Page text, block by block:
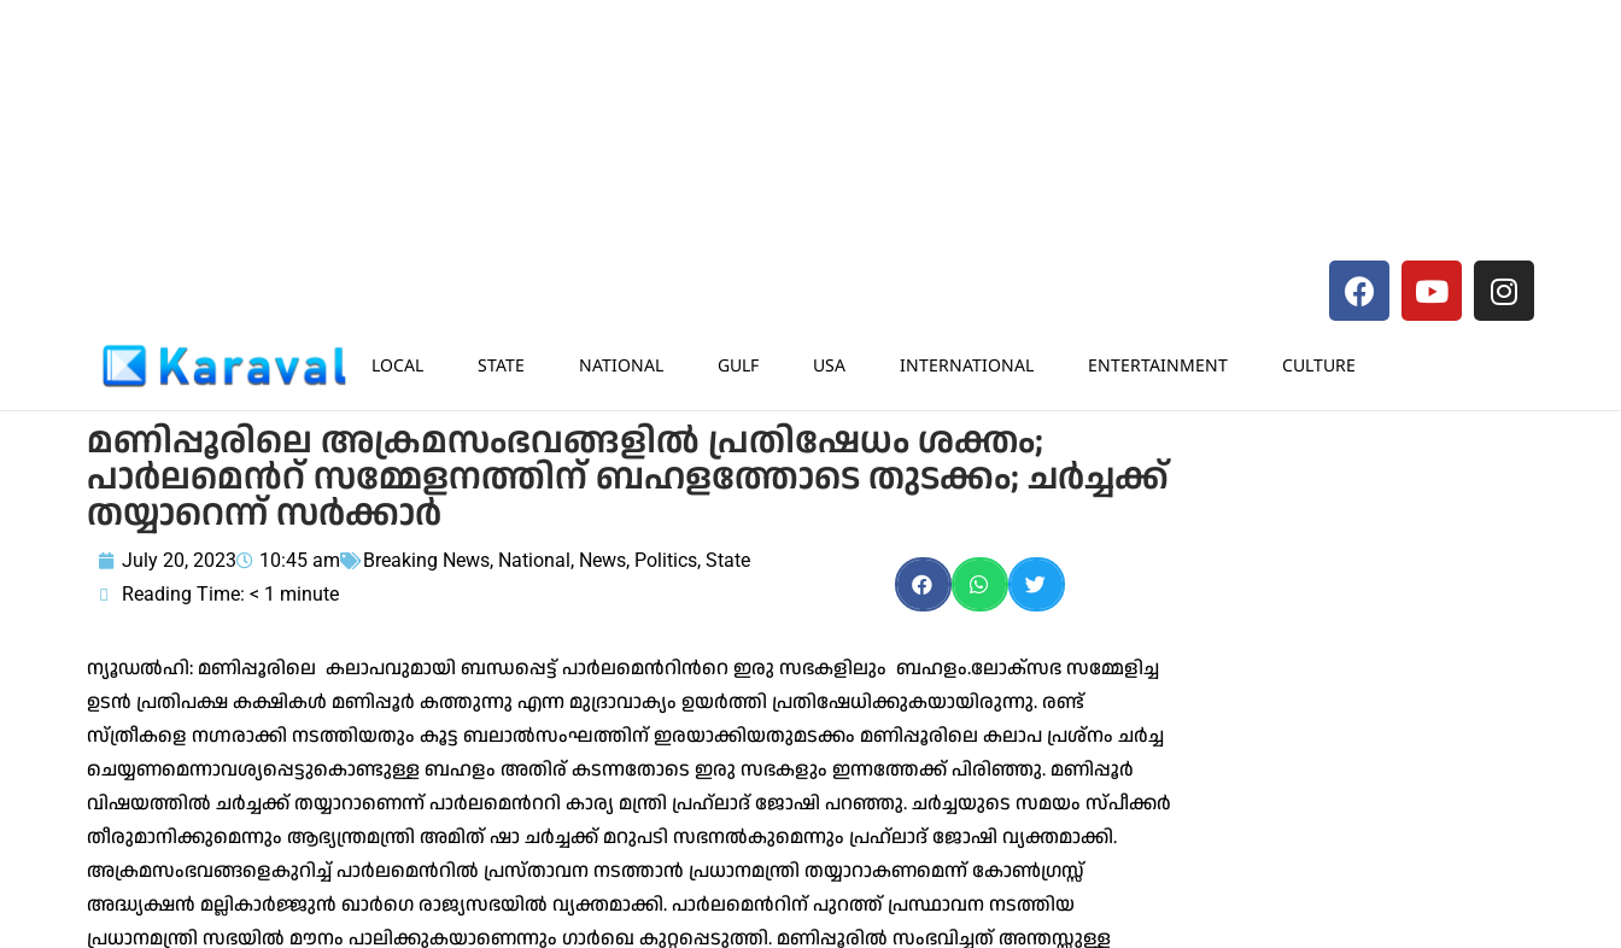
LOCAL STATE NATIONAL GULF USA INTERNATIONAL ENTERTAINMENT CULTURE
മണിപ്പൂരിലെ അക്രമസംഭവങ്ങളിൽ പ്രതിഷേധം ശക്തം;
പാർലമെന്‍റ് സമ്മേളനത്തിന് ബഹളത്തോടെ തുടക്കം; ചർച്ചക്ക്
തയ്യാറെന്ന് സർക്കാർ
July 20, 2023 10:45 am Breaking News, National, News, Politics, State
Reading Time: < 1 minute
ന്യൂഡൽഹി: മണിപ്പൂരിലെ കലാപവുമായി ബന്ധപ്പെട്ട് പാ‍ർലമെന്‍റിന്‍റെ ഇരു സഭകളിലും ബഹളം.ലോക്സഭ സമ്മേളിച്ച
ഉടൻ പ്രതിപക്ഷ കക്ഷികൾ മണിപ്പൂർ കത്തുന്നു എന്ന മുദ്രാവാക്യം ഉയർത്തി പ്രതിഷേധിക്കുകയായിരുന്നു. രണ്ട്
സ്ത്രീകളെ നഗ്നരാക്കി നടത്തിയതും കൂട്ട ബലാൽസംഘത്തിന് ഇരയാക്കിയതുമടക്കം മണിപ്പൂരിലെ കലാപ പ്രശ്നം ചർച്ച
ചെയ്യണമെന്നാവശ്യപ്പെട്ടുകൊണ്ടുള്ള ബഹളം അതിര് കടന്നതോടെ ഇരു സഭകളും ഇന്നത്തേക്ക് പിരിഞ്ഞു. മണിപ്പൂർ
വിഷയത്തിൽ ചർച്ചക്ക് തയ്യാറാണെന്ന് പാർലമെന്‍ററി കാര്യ മന്ത്രി പ്രഹ്ലാദ് ജോഷി പറഞ്ഞു. ചർച്ചയുടെ സമയം സ്പീക്കർ
തീരുമാനിക്കുമെന്നും ആഭ്യന്ത്രമന്ത്രി അമിത് ഷാ ചർച്ചക്ക് മറുപടി സഭനൽകുമെന്നും പ്രഹ്ലാദ് ജോഷി വ്യക്തമാക്കി.
അക്രമസംഭവങ്ങളെകുറിച്ച് പാർലമെന്‍റിൽ പ്രസ്താവന നടത്താൻ പ്രധാനമന്ത്രി തയ്യാറാകണമെന്ന് കോൺഗ്രസ്സ്
അദ്ധ്യക്ഷൻ മല്ലികാർജ്ജുൻ ഖാർഗെ രാജ്യസഭയിൽ വ്യക്തമാക്കി. പാർലമെന്‍റിന് പുറത്ത് പ്രസ്ഥാവന നടത്തിയ
പ്രധാനമന്ത്രി സഭയിൽ മൗനം പാലിക്കുകയാണെന്നും ഗാർഖെ കുറ്റപ്പെടുത്തി. മണിപ്പൂരിൽ സംഭവിച്ചത് അന്തസ്സുള്ള